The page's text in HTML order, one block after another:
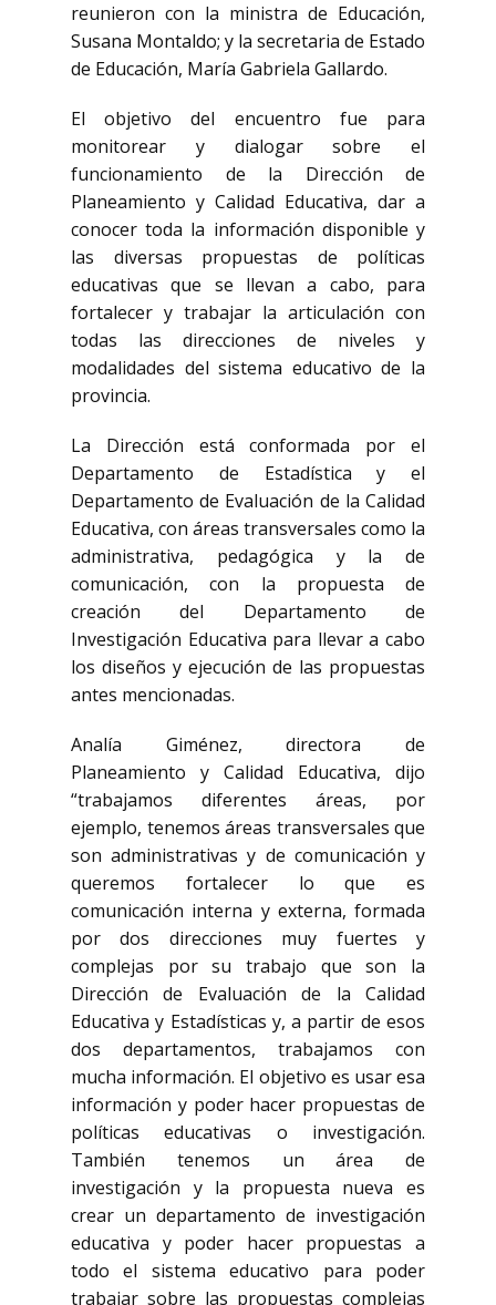
reunieron con la ministra de Educación,
Susana Montaldo; y la secretaria de Estado
de Educación, María Gabriela Gallardo.
El objetivo del encuentro fue para
monitorear y dialogar sobre el
funcionamiento de la Dirección de
Planeamiento y Calidad Educativa, dar a
conocer toda la información disponible y
las diversas propuestas de políticas
educativas que se llevan a cabo, para
fortalecer y trabajar la articulación con
todas las direcciones de niveles y
modalidades del sistema educativo de la
provincia.
La Dirección está conformada por el
Departamento de Estadística y el
Departamento de Evaluación de la Calidad
Educativa, con áreas transversales como la
administrativa, pedagógica y la de
comunicación, con la propuesta de
creación del Departamento de
Investigación Educativa para llevar a cabo
los diseños y ejecución de las propuestas
antes mencionadas.
Analía Giménez, directora de
Planeamiento y Calidad Educativa, dijo
“trabajamos diferentes áreas, por
ejemplo, tenemos áreas transversales que
son administrativas y de comunicación y
queremos fortalecer lo que es
comunicación interna y externa, formada
por dos direcciones muy fuertes y
complejas por su trabajo que son la
Dirección de Evaluación de la Calidad
Educativa y Estadísticas y, a partir de esos
dos departamentos, trabajamos con
mucha información. El objetivo es usar esa
información y poder hacer propuestas de
políticas educativas o investigación.
También tenemos un área de
investigación y la propuesta nueva es
crear un departamento de investigación
educativa y poder hacer propuestas a
todo el sistema educativo para poder
trabajar sobre las propuestas complejas